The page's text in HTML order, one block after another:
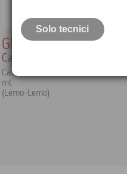
GEV237
Cavo Leica
Cavo USB, connette i ricevitori
mt
(Lemo-Lemo)
Solo tecnici